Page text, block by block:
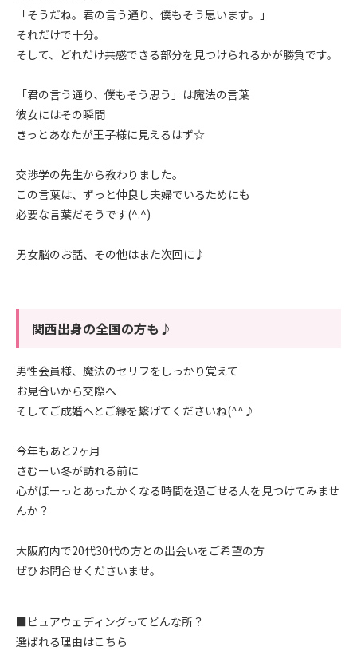
「そうだね。君の言う通り、僕もそう思います。」
それだけで十分。
そして、どれだけ共感できる部分を見つけられるかが勝負です。
「君の言う通り、僕もそう思う」は魔法の言葉
彼女にはその瞬間
きっとあなたが王子様に見えるはず☆
交渉学の先生から教わりました。
この言葉は、ずっと仲良し夫婦でいるためにも
必要な言葉だそうです(^.^)
男女脳のお話、その他はまた次回に♪
関西出身の全国の方も♪
男性会員様、魔法のセリフをしっかり覚えて
お見合いから交際へ
そしてご成婚へとご縁を繋げてくださいね(^^♪
今年もあと2ヶ月
さむーい冬が訪れる前に
心がぽーっとあったかくなる時間を過ごせる人を見つけてみませ
んか？
大阪府内で20代30代の方との出会いをご希望の方
ぜひお問合せくださいませ。
■ピュアウェディングってどんな所？
選ばれる理由はこちら